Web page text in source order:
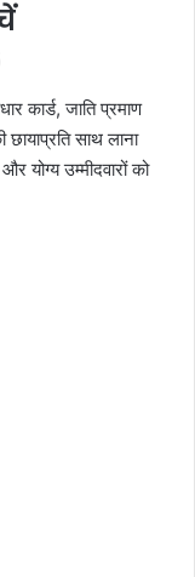
कार्ड, जाति प्रमाण
साथ लाना
योग्य उम्मीदवारों को